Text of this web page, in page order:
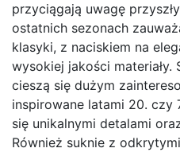
przyciągają uwagę
ostatnich sezonach
klasyki, z naciskiem na
wysokiej jakości materiały.
cieszą się dużym
inspirowane latami 20. czy
się unikalnymi detalami
Również suknie z